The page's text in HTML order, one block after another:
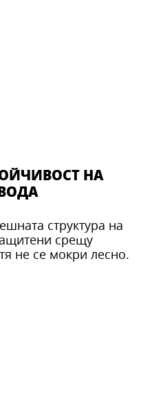
НА
структура на
срещу
не се мокри лесно.